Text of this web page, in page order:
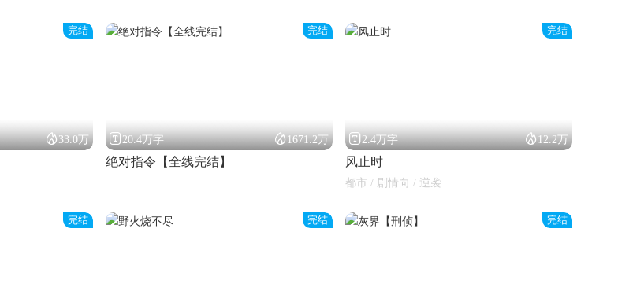
完结
33.0万
完结
20.4万字 1671.2万
绝对指令【全线完结】
完结
2.4万字 12.2万
风止时
都市 / 剧情向 / 逆袭
完结 完结 完结